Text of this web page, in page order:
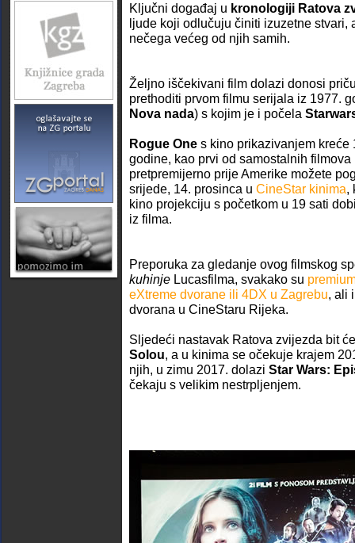
Ključni događaj u kronologiji Ratova
ljude koji odlučuju činiti izuzetne stvari,
nečega većeg od njih samih.
Željno iščekivani film dolazi donosi
prethoditi prvom filmu serijala iz 1977.
Nova nada) s kojim je i počela
Rogue One s kino prikazivanjem kreće
godine, kao prvi od samostalnih
pretpremijerno prije Amerike možete
srijede, 14. prosinca u CineStar kinima,
kino projekciju s početkom u 19 sati
iz filma.
Preporuka za gledanje ovog filmskog
kuhinje Lucasfilma, svakako su
eXtreme dvorane ili 4DX u Zagrebu, ali
dvorana u CineStaru Rijeka.
Sljedeći nastavak Ratova zvijezda bit
Solou, a u kinima se očekuje krajem
njih, u zimu 2017. dolazi Star Wars:
čekaju s velikim nestrpljenjem.